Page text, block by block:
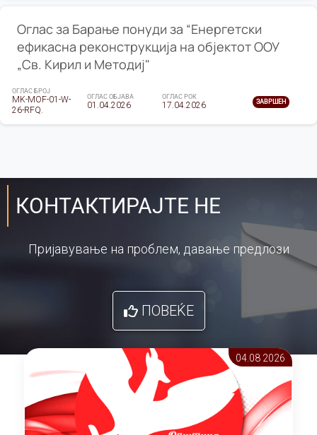
Оглас за Барање понуди за “Енергетски
ефикасна реконструкција на објектот ООУ
„Св. Кирил и Методиј"
ОГЛАС БРОЈ
MK-MOF-01-W-
26-RFQ.
ОГЛАС ОБЈАВА
01.04.2026
ОГЛАС РОК
17.04.2026 ЗАВРШЕН
КОНТАКТИРАЈТЕ НЕ
Пријавување на проблем, давање предлози
ПОВЕЌЕ
04.08 2026